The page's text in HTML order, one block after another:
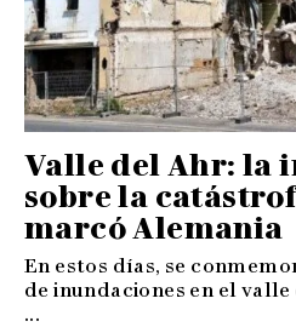
Valle del Ahr: la
sobre la
marcó Alemania
En estos días, se
de inundaciones en el
...